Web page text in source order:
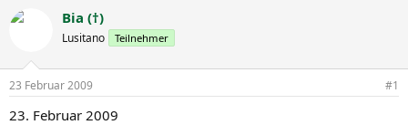
s
e
r
s
t
e
l
t
a
Bia (†)
Lusitano Teilnehmer
23 Februar 2009 #1
23. Februar 2009